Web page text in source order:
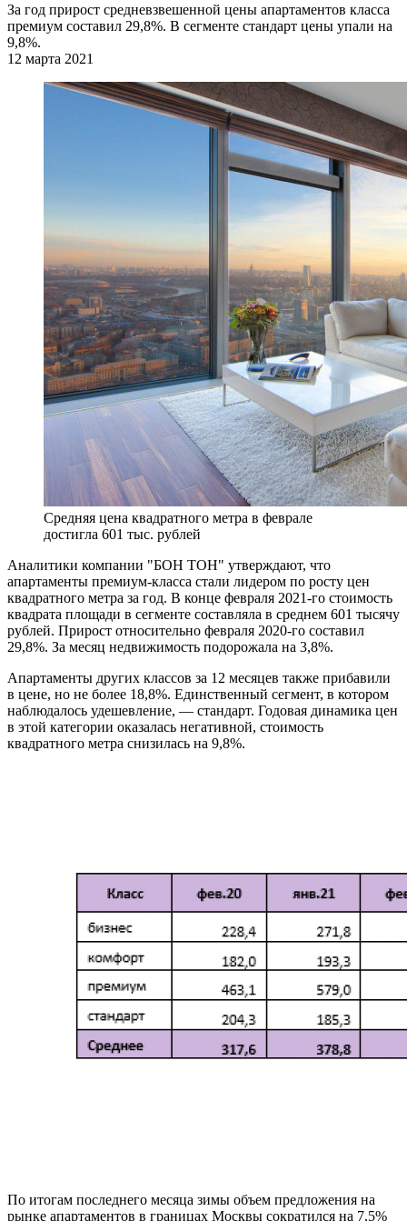
За год прирост средневзвешенной цены апартаментов класса
премиум составил 29,8%. В сегменте стандарт цены упали на
9,8%.
12 марта 2021
Средняя цена квадратного метра в феврале
достигла 601 тыс. рублей
Аналитики компании "БОН ТОН" утверждают, что
апартаменты премиум-класса стали лидером по росту цен
квадратного метра за год. В конце февраля 2021-го стоимость
квадрата площади в сегменте составляла в среднем 601 тысячу
рублей. Прирост относительно февраля 2020-го составил
29,8%. За месяц недвижимость подорожала на 3,8%.
Апартаменты других классов за 12 месяцев также прибавили
в цене, но не более 18,8%. Единственный сегмент, в котором
наблюдалось удешевление, — стандарт. Годовая динамика цен
в этой категории оказалась негативной, стоимость
квадратного метра снизилась на 9,8%.
По итогам последнего месяца зимы объем предложения на
рынке апартаментов в границах Москвы сократился на 7,5%